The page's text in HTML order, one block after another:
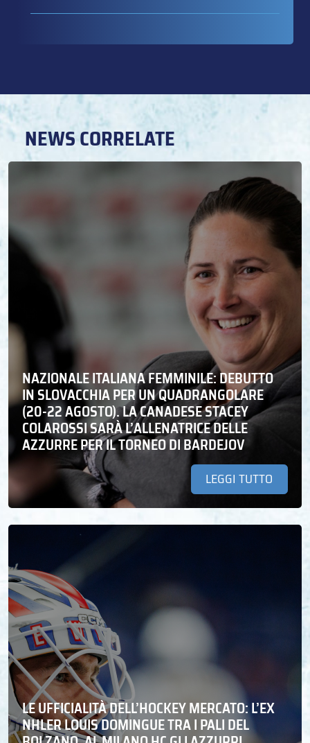
NEWS CORRELATE
NAZIONALE ITALIANA FEMMINILE: DEBUTTO
IN SLOVACCHIA PER UN QUADRANGOLARE
(20-22 AGOSTO). LA CANADESE STACEY
COLAROSSI SARÀ L’ALLENATRICE DELLE
AZZURRE PER IL TORNEO DI BARDEJOV
LEGGI TUTTO
LE UFFICIALITÀ DELL’HOCKEY MERCATO: L’EX
NHLER LOUIS DOMINGUE TRA I PALI DEL